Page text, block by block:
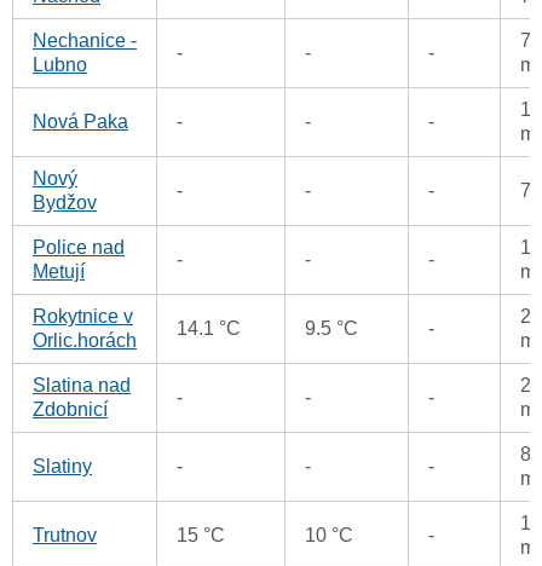
Nechanice -
Lubno
- - -
Nová Paka - - -
Nový
Bydžov
- - -
Police nad
Metují
- - -
Rokytnice v
Orlic.horách
14.1 °C 9.5 °C -
Slatina nad
Zdobnicí
- - -
Slatiny - - -
Trutnov 15 °C 10 °C -